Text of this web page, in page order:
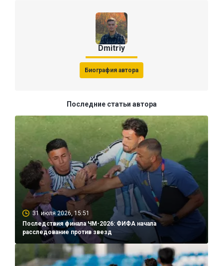
Dmitriy
Биография автора
Последние статьи автора
31 июля 2026, 15:51
Последствия финала ЧМ-2026: ФИФА начала
расследование против звезд